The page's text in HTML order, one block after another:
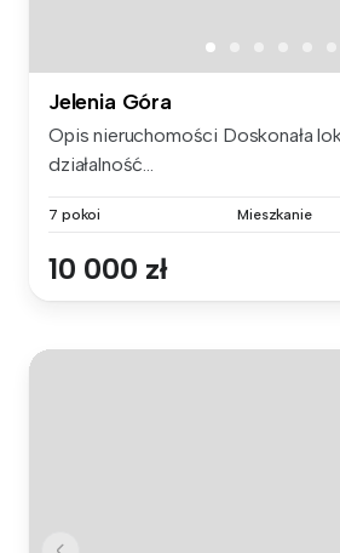
Jelenia Góra
Opis nieruchomości Doskonała
działalność...
7 pokoi Mieszkanie
10 000 zł